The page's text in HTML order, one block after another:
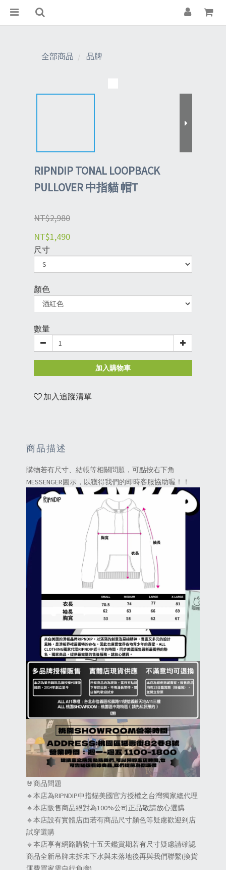
全部商品 品牌
RIPNDIP TONAL LOOPBACK
PULLOVER 中指貓 帽T
NT$2,980
NT$1,490
尺寸
顏色
數量
加入購物車
加入追蹤清單
商品描述
購物若有尺寸、結帳等相關問題，可點按右下角
MESSENGER圖示，以獲得我們的即時客服協助喔！！
🤘商品問題
🔹本店為RIPNDIP中指貓美國官方授權之台灣獨家總代理
🔹本店販售商品絕對為100%公司正品敬請放心選購
🔹本店設有實體店面若有商品尺寸顏色等疑慮歡迎到店
試穿選購
🔹本店享有網路購物十五天鑑賞期若有尺寸疑慮請確認
商品全新吊牌未拆未下水與未落地後再與我們聯繫(換貨